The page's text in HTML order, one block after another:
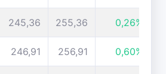
245,36 255,36 0,26%
246,91 256,91 0,60%